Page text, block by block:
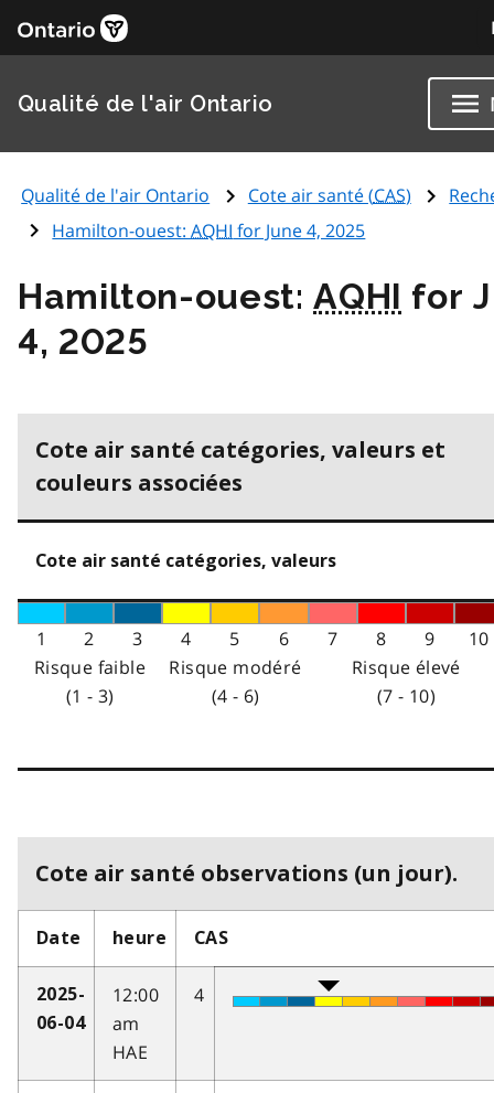
Qualité de l'air Ontario
Qualité de l'air Ontario Cote air santé (CAS)
Hamilton-ouest:AQHI for June 4, 2025
Hamilton-ouest:AQHI for
4, 2025
Cote air santé catégories, valeurs et
couleurs associées
Cote air santé catégories, valeurs
1 2 3 4 5 6 7 8 9
10
Risque faible
(1 - 3)
Risque modéré
(4 - 6)
Risque élevé
(7 - 10)
Cote air santé observations (un jour).
Date heure CAS
2025-
06-04
12:00
am
HAE
4